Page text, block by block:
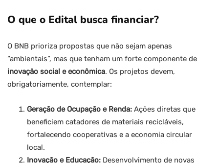
O que o Edital busca financiar?
O BNB prioriza propostas que não sejam apenas
“ambientais”, mas que tenham um forte componente de
inovação social e econômica. Os projetos devem,
obrigatoriamente, contemplar:
Geração de Ocupação e Renda: Ações diretas que
beneficiem catadores de materiais recicláveis,
fortalecendo cooperativas e a economia circular
local.
Inovação e Educação: Desenvolvimento de novas